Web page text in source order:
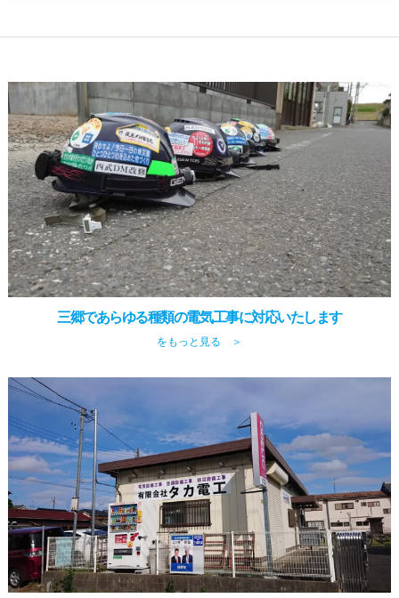
三郷であらゆる種類の電気工事に対応いたします
をもっと見る ＞